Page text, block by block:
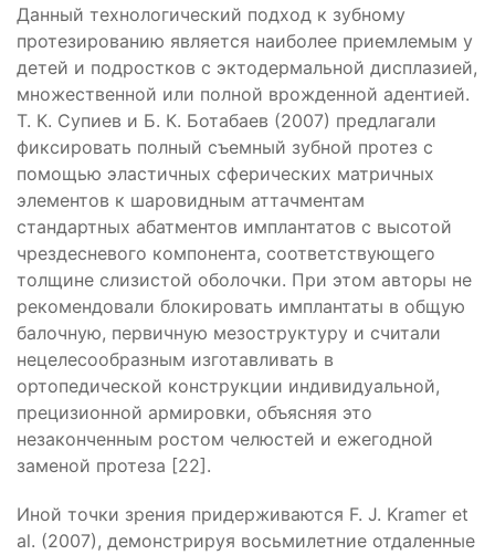
Данный технологический подход к зубному
протезированию является наиболее приемлемым у
детей и подростков с эктодермальной дисплазией,
множественной или полной врожденной адентией.
Т. К. Супиев и Б. К. Ботабаев (2007) предлагали
фиксировать полный съемный зубной протез с
помощью эластичных сферических матричных
элементов к шаровидным аттачментам
стандартных абатментов имплантатов с высотой
чрездесневого компонента, соответствующего
толщине слизистой оболочки. При этом авторы не
рекомендовали блокировать имплантаты в общую
балочную, первичную мезоструктуру и считали
нецелесообразным изготавливать в
ортопедической конструкции индивидуальной,
прецизионной армировки, объясняя это
незаконченным ростом челюстей и ежегодной
заменой протеза [22].
Иной точки зрения придерживаются F. J. Kramer et
al. (2007), демонстрируя восьмилетние отдаленные